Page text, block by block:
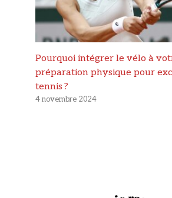
Pourquoi intégrer le vélo à
préparation physique pour
tennis ?
4 novembre 2024